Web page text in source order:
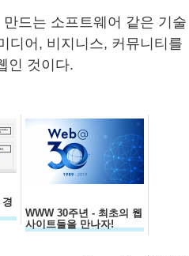
드는 소프트웨어 같은 기술
디어, 비지니스, 커뮤니티를
인 것이다.
WWW 30주년 - 최초의 웹
사이트들을 만나자!